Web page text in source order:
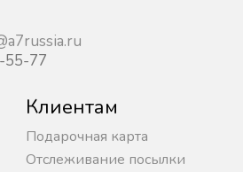
Клиентам
55-77
Отслеживание посылки
Подарочная карта